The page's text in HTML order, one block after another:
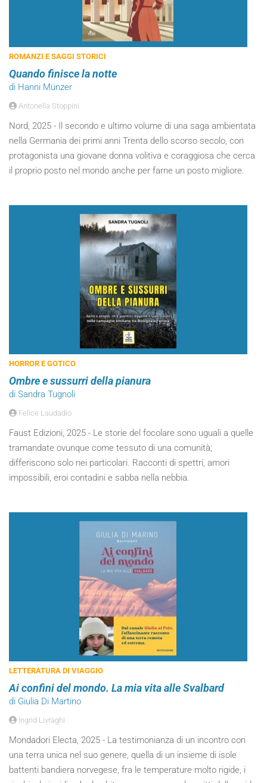
ROMANZI E SAGGI STORICI
Quando finisce la notte
di Hanni Münzer
Antonella Stoppini
Nord, 2025 - Il secondo e ultimo volume di una saga ambientata
nella Germania dei primi anni Trenta dello scorso secolo, con
protagonista una giovane donna volitiva e coraggiosa che cerca
il proprio posto nel mondo anche per farne un posto migliore.
HORROR E GOTICO
Ombre e sussurri della pianura
di Sandra Tugnoli
Felice Laudadio
Faust Edizioni, 2025 - Le storie del focolare sono uguali a quelle
tramandate ovunque come tessuto di una comunità;
differiscono solo nei particolari. Racconti di spettri, amori
impossibili, eroi contadini e sabba nella nebbia.
LETTERATURA DI VIAGGIO
Ai confini del mondo. La mia vita alle Svalbard
di Giulia Di Martino
Ingrid Livraghi
Mondadori Electa, 2025 - La testimonianza di un incontro con
una terra unica nel suo genere, quella di un insieme di isole
battenti bandiera norvegese, fra le temperature molto rigide, i